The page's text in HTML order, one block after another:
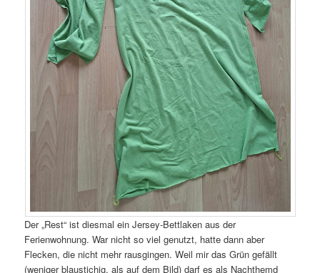
Der „Rest“ ist diesmal ein Jersey-Bettlaken aus der
Ferienwohnung. War nicht so viel genutzt, hatte dann aber
Flecken, die nicht mehr rausgingen. Weil mir das Grün gefällt
(weniger blaustichig, als auf dem Bild) darf es als Nachthemd